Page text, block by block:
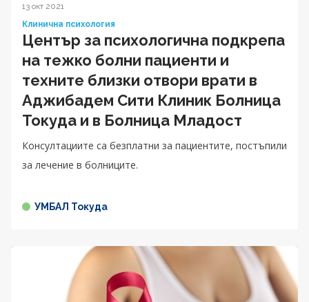
13 окт 2021
Клинична психология
Център за психологична подкрепа
на тежко болни пациенти и
техните близки отвори врати в
Аджибадем Сити Клиник Болница
Токуда и в Болница Младост
Консултациите са безплатни за пациентите, постъпили
за лечение в болниците.
УМБАЛ Токуда